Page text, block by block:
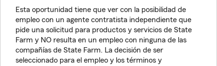
Esta oportunidad tiene que ver con la posibilidad de
empleo con un agente contratista independiente que
pide una solicitud para productos y servicios de State
Farm y NO resulta en un empleo con ninguna de las
compañías de State Farm. La decisión de ser
seleccionado para el empleo y los términos y